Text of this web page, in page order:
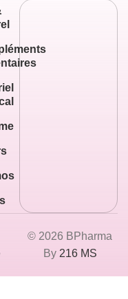
© 2026 BPharma
By 216 MS